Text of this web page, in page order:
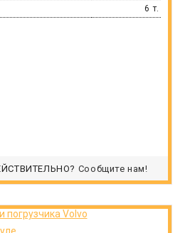
6 т.
Сообщите нам!